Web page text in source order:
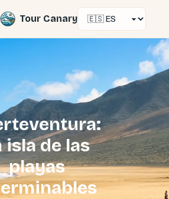
Tour CanarySelect language
isla de las
playas